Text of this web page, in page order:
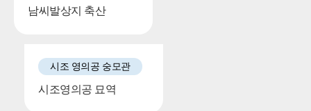
남씨발상지 축산
시조 영의공 숭모관
시조영의공 묘역